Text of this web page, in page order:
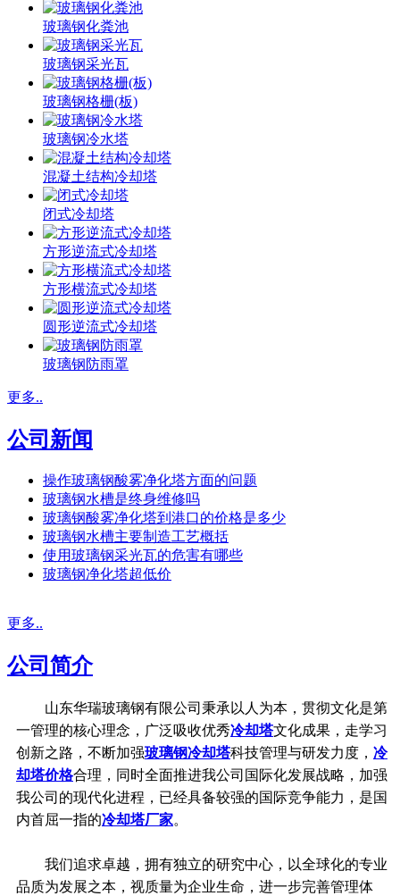
玻璃钢化粪池
玻璃钢采光瓦
玻璃钢格栅(板)
玻璃钢冷水塔
混凝土结构冷却塔
闭式冷却塔
方形逆流式冷却塔
方形横流式冷却塔
圆形逆流式冷却塔
玻璃钢防雨罩
更多..
公司新闻
操作玻璃钢酸雾净化塔方面的问题
玻璃钢水槽是终身维修吗
玻璃钢酸雾净化塔到港口的价格是多少
玻璃钢水槽主要制造工艺概括
使用玻璃钢采光瓦的危害有哪些
玻璃钢净化塔超低价
更多..
公司简介
山东华瑞玻璃钢有限公司秉承以人为本，贯彻文化是第
一管理的核心理念，广泛吸收优秀冷却塔文化成果，走学习
创新之路，不断加强玻璃钢冷却塔科技管理与研发力度， 冷
却塔价格合理，同时全面推进我公司国际化发展战略，加强
我公司的现代化进程，已经具备较强的国际竞争能力，是国
内首屈一指的冷却塔厂家。
我们追求卓越，拥有独立的研究中心，以全球化的专业
品质为发展之本，视质量为企业生命，进一步完善管理体